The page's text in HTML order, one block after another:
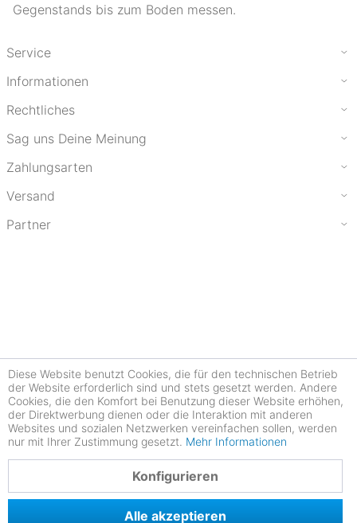
Gegenstands bis zum Boden messen.
Service
Informationen
Rechtliches
Sag uns Deine Meinung
Zahlungsarten
Versand
Partner
Diese Website benutzt Cookies, die für den technischen Betrieb
der Website erforderlich sind und stets gesetzt werden. Andere
Cookies, die den Komfort bei Benutzung dieser Website erhöhen,
der Direktwerbung dienen oder die Interaktion mit anderen
Websites und sozialen Netzwerken vereinfachen sollen, werden
nur mit Ihrer Zustimmung gesetzt. Mehr Informationen
Konfigurieren
Alle akzeptieren